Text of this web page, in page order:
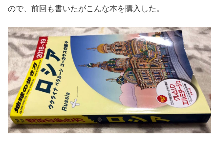
ので、前回も書いたがこんな本を購入した。